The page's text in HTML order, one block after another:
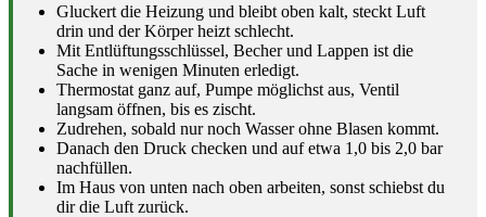
Gluckert die Heizung und bleibt oben kalt, steckt Luft
drin und der Körper heizt schlecht.
Mit Entlüftungsschlüssel, Becher und Lappen ist die
Sache in wenigen Minuten erledigt.
Thermostat ganz auf, Pumpe möglichst aus, Ventil
langsam öffnen, bis es zischt.
Zudrehen, sobald nur noch Wasser ohne Blasen kommt.
Danach den Druck checken und auf etwa 1,0 bis 2,0 bar
nachfüllen.
Im Haus von unten nach oben arbeiten, sonst schiebst du
dir die Luft zurück.